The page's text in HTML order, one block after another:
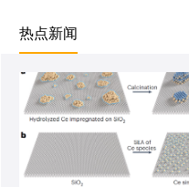
热点新闻